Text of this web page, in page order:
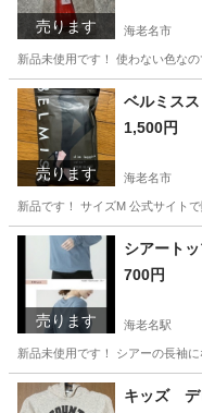
売ります 海老名市
新品未使用です！ 使わない色なの
神奈川 海老名市 コス
売ります
ベルミス
1,500円
海老名市
新品です！ サイズM 公式サイト
神奈川 海老名市 その他
売ります
シアート
700円
海老名駅
新品未使用です！ シアーの長袖
神奈川 海老名市 海老名駅
キッズ